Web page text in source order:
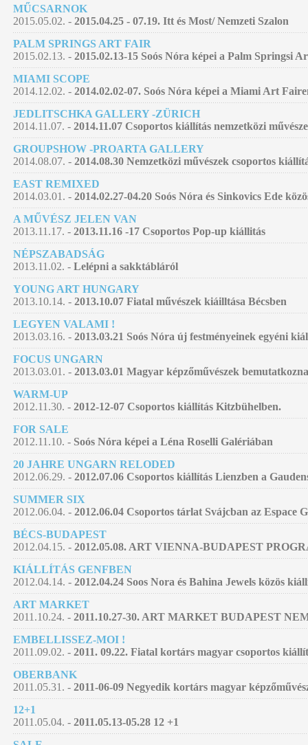
MŰCSARNOK
2015.05.02. - 2015.04.25 - 07.19. Itt és Most/ Nemzeti Szalon
PALM SPRINGS ART FAIR
2015.02.13. - 2015.02.13-15 Soós Nóra képei a Palm Springsi
MIAMI SCOPE
2014.12.02. - 2014.02.02-07. Soós Nóra képei a Miami Art
JEDLITSCHKA GALLERY -ZÜRICH
2014.11.07. - 2014.11.07 Csoportos kiállítás nemzetközi
GROUPSHOW -PROARTA GALLERY
2014.08.07. - 2014.08.30 Nemzetközi művészek csoportos
EAST REMIXED
2014.03.01. - 2014.02.27-04.20 Soós Nóra és Sinkovics Ede
A MŰVÉSZ JELEN VAN
2013.11.17. - 2013.11.16 -17 Csoportos Pop-up kiállitás
NÉPSZABADSÁG
2013.11.02. - Lelépni a sakktábláról
YOUNG ART HUNGARY
2013.10.14. - 2013.10.07 Fiatal művészek kiáilltása Bécsben
LEGYEN VALAMI !
2013.03.16. - 2013.03.21 Soós Nóra új festményeinek egyéni
FOCUS UNGARN
2013.03.01. - 2013.03.01 Magyar képzőművészek
WARM-UP
2012.11.30. - 2012-12-07 Csoportos kiállítás Kitzbühelben.
FOR SALE
2012.11.10. - Soós Nóra képei a Léna Roselli Galériában
20 JAHRE UNGARN RELODED
2012.06.29. - 2012.07.06 Csoportos kiállítás Lienzben a
SUMMER SIX
2012.06.04. - 2012.06.04 Csoportos tárlat Svájcban az Espace
BÉCS-BUDAPEST
2012.04.15. - 2012.05.08. ART VIENNA-BUDAPEST
KIÁLLÍTÁS GENFBEN
2012.04.14. - 2012.04.24 Soos Nora és Bahina Jewels közös
ART MARKET
2011.10.24. - 2011.10.27-30. ART MARKET BUDAPEST
EMBELLISSEZ-MOI !
2011.09.02. - 2011. 09.22. Fiatal kortárs magyar csoportos
OBERBANK
2011.05.31. - 2011-06-09 Negyedik kortárs magyar
12+1
2011.05.04. - 2011.05.13-05.28 12 +1